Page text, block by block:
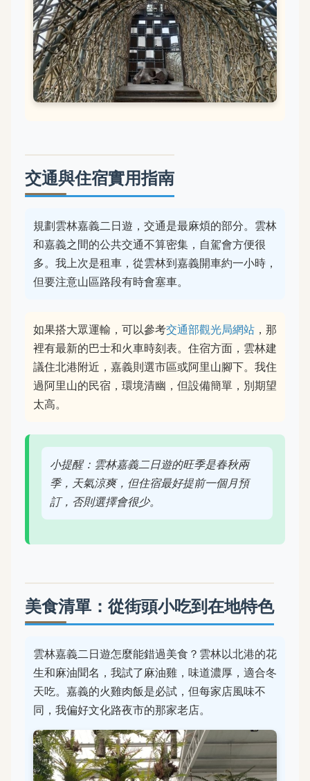
交通與住宿實用指南
規劃雲林嘉義二日遊，交通是最麻煩的部分。雲林
和嘉義之間的公共交通不算密集，自駕會方便很
多。我上次是租車，從雲林到嘉義開車約一小時，
但要注意山區路段有時會塞車。
如果搭大眾運輸，可以參考交通部觀光局網站 ，那
裡有最新的巴士和火車時刻表。住宿方面，雲林建
議住北港附近，嘉義則選市區或阿里山腳下。我住
過阿里山的民宿，環境清幽，但設備簡單，別期望
太高。
小提醒：雲林嘉義二日遊的旺季是春秋兩
季，天氣涼爽，但住宿最好提前一個月預
訂，否則選擇會很少。
美食清單：從街頭小吃到在地特色
雲林嘉義二日遊怎麼能錯過美食？雲林以北港的花
生和麻油聞名，我試了麻油雞，味道濃厚，適合冬
天吃。嘉義的火雞肉飯是必試，但每家店風味不
同，我偏好文化路夜市的那家老店。